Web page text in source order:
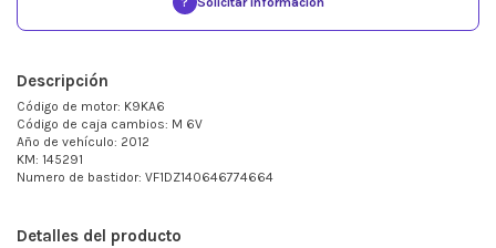
Descripción
Código de motor: K9KA6
Código de caja cambios: M 6V
Año de vehículo: 2012
KM: 145291
Numero de bastidor: VF1DZ140646774664
Detalles del producto